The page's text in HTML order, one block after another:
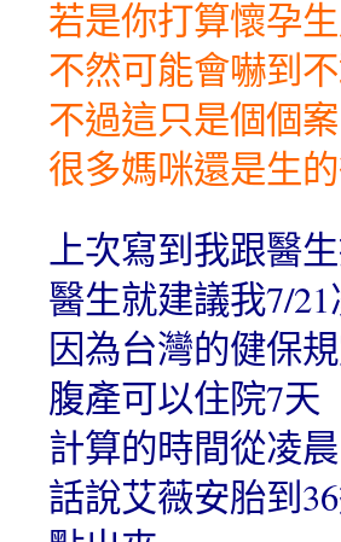
若是你打算懷孕
不然可能會嚇
不過這只是個個案
很多媽咪還是生
上次寫到我跟醫
醫生就建議我7/
因為台灣的健保
腹產可以住院7天
計算的時間從凌
話說艾薇安胎到